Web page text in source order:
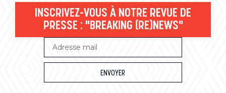
INSCRIVEZ-VOUS À NOTRE REVUE DE
PRESSE : "BREAKING (RE)NEWS"
ENVOYER